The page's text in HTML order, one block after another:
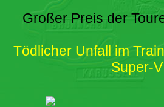
Großer Preis der
Tödlicher Unfall im
Super-V